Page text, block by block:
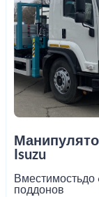
Isuzu
Вместимость
поддонов
до